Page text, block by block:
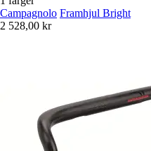
Campagnolo Framhjul Bright
2 528,00 kr